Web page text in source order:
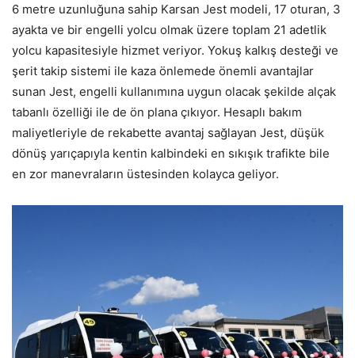
6 metre uzunluğuna sahip Karsan Jest modeli, 17 oturan, 3
ayakta ve bir engelli yolcu olmak üzere toplam 21 adetlik
yolcu kapasitesiyle hizmet veriyor. Yokuş kalkış desteği ve
şerit takip sistemi ile kaza önlemede önemli avantajlar
sunan Jest, engelli kullanımına uygun olacak şekilde alçak
tabanlı özelliği ile de ön plana çıkıyor. Hesaplı bakım
maliyetleriyle de rekabette avantaj sağlayan Jest, düşük
dönüş yarıçapıyla kentin kalbindeki en sıkışık trafikte bile
en zor manevraların üstesinden kolayca geliyor.